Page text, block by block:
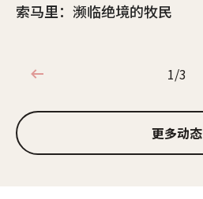
索马里：濒临绝境的牧民
1/3
1/3
更多动态